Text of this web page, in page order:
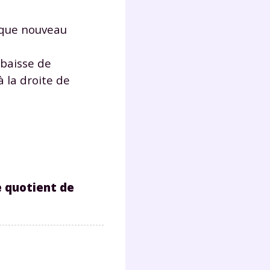
nouveau
de
la droite de
quotient de